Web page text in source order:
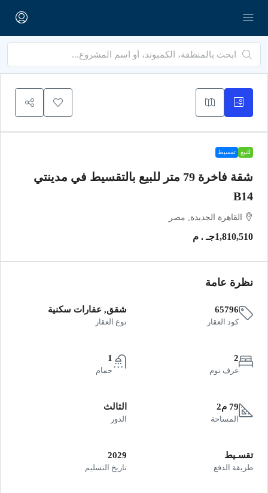
للبيع تقسيط
شقة فاخرة 79 متر للبيع بالتقسيط في مدينتي
B14
القاهرة الجديدة, مصر
1,810,510جـ . م
نظرة عامة
65796
كود العقار
شقق, عقارات سكنية
نوع العقار
2
غرف نوم
1
حمام
79 م2
المساحة
الثالث
الدور
تقسـيط
طريقة الدفع
2029
تاريخ التسليم